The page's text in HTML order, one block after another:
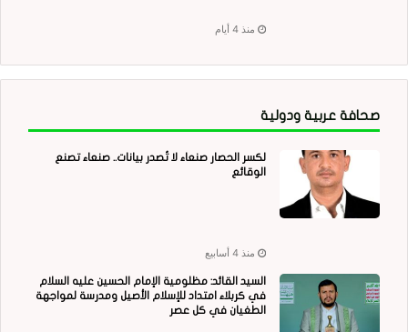
منذ 4 أيام
صحافة عربية ودولية
لكسر الحصار صنعاء لا تُصدر بيانات.. صنعاء تصنع
الوقائع
منذ 4 أسابيع
السيد القائد: مظلومية الإمام الحسين عليه السلام
في كربلاء امتداد للإسلام الأصيل ومدرسة لمواجهة
الطغيان في كل عصر